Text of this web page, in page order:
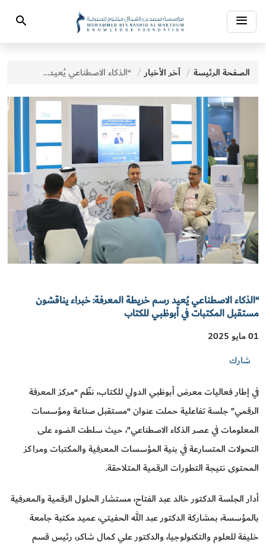
Toggle
navigation
Search
الصفحة الرئيسة آخر الأخبار “الذكاء الاصطناعي يُعيد رسم خريطة المعرفة: خبراء يناقشون مستقبل المكتبات في أبوظبي للكتاب
“الذكاء الاصطناعي يُعيد رسم خريطة المعرفة: خبراء يناقشون
مستقبل المكتبات في أبوظبي للكتاب
01 مايو 2025
شارك
في إطار فعاليات معرض أبوظبي الدولي للكتاب، نظّم “مركز المعرفة
الرقمي” جلسة تفاعلية حملت عنوان “مستقبل صناعة ومؤسسات
المعلومات في عصر الذكاء الاصطناعي”، حيث سلطت الضوء على
التحولات المتسارعة في بنية المؤسسات المعرفية والمكتبات ومراكز
المحتوى نتيجة التطورات الرقمية المتلاحقة.
أدار الجلسة الدكتور خالد عبد الفتاح، مستشار الحلول الرقمية والمعرفية
بالمؤسسة، بمشاركة الدكتور عبد الله الحفيتي، عميد مكتبة جامعة
خليفة للعلوم والتكنولوجيا، والدكتور علي كمال شاكر، رئيس قسم